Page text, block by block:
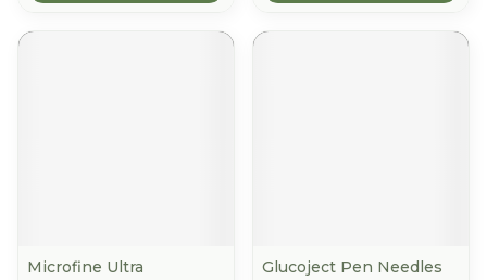
Microfine Ultra
Glucoject Pen Needles